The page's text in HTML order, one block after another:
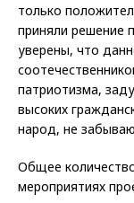
только
приняли решение
уверены, что
патриотизма,
высоких
народ, не
Общее
мероприятиях